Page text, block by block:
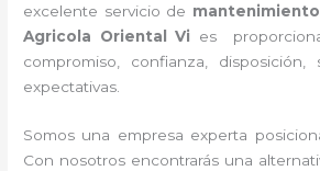
excelente servicio de
Agricola Oriental Vi es
compromiso, confianza,
expectativas.
Somos una empresa experta
Con nosotros encontrarás una